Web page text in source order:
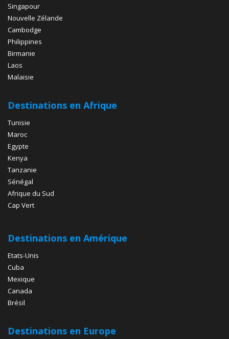
Singapour
Nouvelle Zélande
Cambodge
Philippines
Birmanie
Laos
Malaisie
Destinations en Afrique
Tunisie
Maroc
Egypte
Kenya
Tanzanie
Sénégal
Afrique du Sud
Cap Vert
Destinations en Amérique
Etats-Unis
Cuba
Mexique
Canada
Brésil
Destinations en Europe